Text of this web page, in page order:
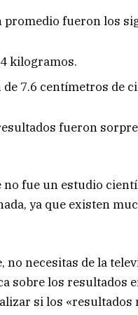
promedio fueron los
kilogramos.
7.6 centímetros de
fueron
no fue un estudio
ya que existen
no necesitas de la
sobre los resultados
si los «resultados